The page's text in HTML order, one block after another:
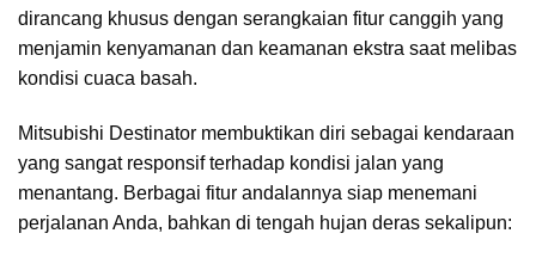
dirancang khusus dengan serangkaian fitur canggih yang
menjamin kenyamanan dan keamanan ekstra saat melibas
kondisi cuaca basah.
Mitsubishi Destinator membuktikan diri sebagai kendaraan
yang sangat responsif terhadap kondisi jalan yang
menantang. Berbagai fitur andalannya siap menemani
perjalanan Anda, bahkan di tengah hujan deras sekalipun: